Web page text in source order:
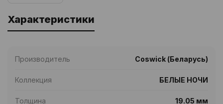
Характеристики
Производитель Coswick (Беларусь)
Коллекция БЕЛЫЕ НОЧИ
Толщина 19.05 мм